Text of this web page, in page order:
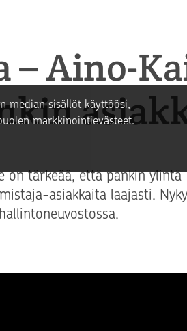
Aino-
on tärkeää, että pankin ylintä
asiakkaita laajasti.
median sisällöt käyttöösi,
markkinointievästeet.